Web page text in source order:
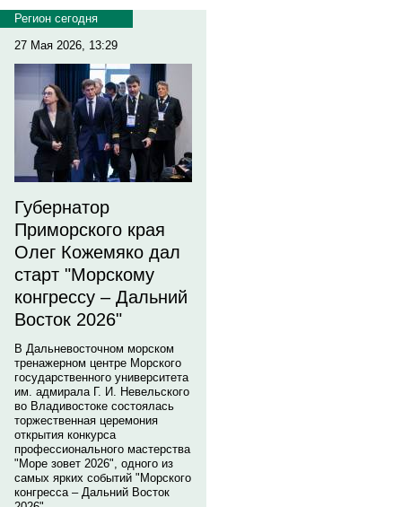
Регион сегодня
27 Мая 2026, 13:29
Губернатор
Приморского края
Олег Кожемяко дал
старт "Морскому
конгрессу – Дальний
Восток 2026"
В Дальневосточном морском
тренажерном центре Морского
государственного университета
им. адмирала Г. И. Невельского
во Владивостоке состоялась
торжественная церемония
открытия конкурса
профессионального мастерства
"Море зовет 2026", одного из
самых ярких событий "Морского
конгресса – Дальний Восток